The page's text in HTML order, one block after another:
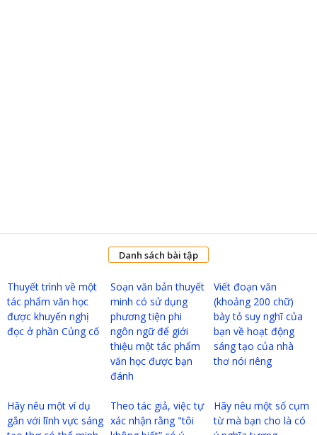
Danh sách bài tập
Thuyết trình về một
tác phẩm văn học
được khuyến nghị
đọc ở phần Củng cố
Soạn văn bản thuyết
minh có sử dụng
phương tiện phi
ngôn ngữ để giới
thiệu một tác phẩm
văn học được bạn
đánh
Viết đoạn văn
(khoảng 200 chữ)
bày tỏ suy nghĩ của
bạn về hoạt động
sáng tạo của nhà
thơ nói riêng
Hãy nêu một ví dụ
gắn với lĩnh vực sáng
Theo tác giả, việc tự
xác nhận rằng "tôi
Hãy nêu một số cụm
từ mà bạn cho là có